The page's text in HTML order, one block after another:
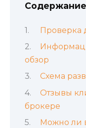
Содержание
Проверка
обзор
Схема
Отзывы
брокере
Можно ли